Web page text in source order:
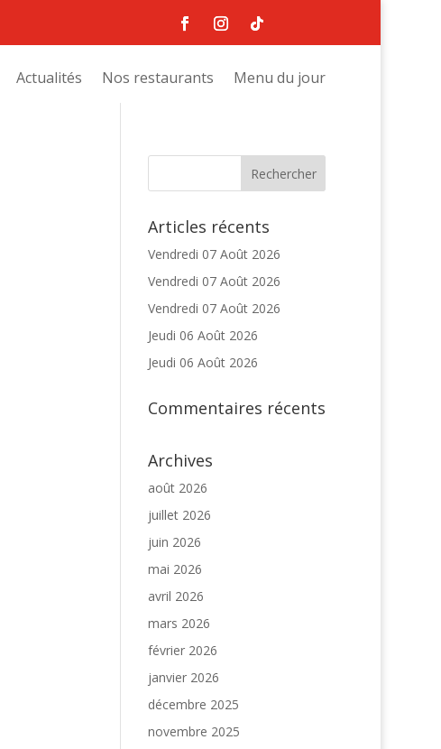
Actualités Nos restaurants Menu du jour
Articles récents
Vendredi 07 Août 2026
Vendredi 07 Août 2026
Vendredi 07 Août 2026
Jeudi 06 Août 2026
Jeudi 06 Août 2026
Commentaires récents
Archives
août 2026
juillet 2026
juin 2026
mai 2026
avril 2026
mars 2026
février 2026
janvier 2026
décembre 2025
novembre 2025